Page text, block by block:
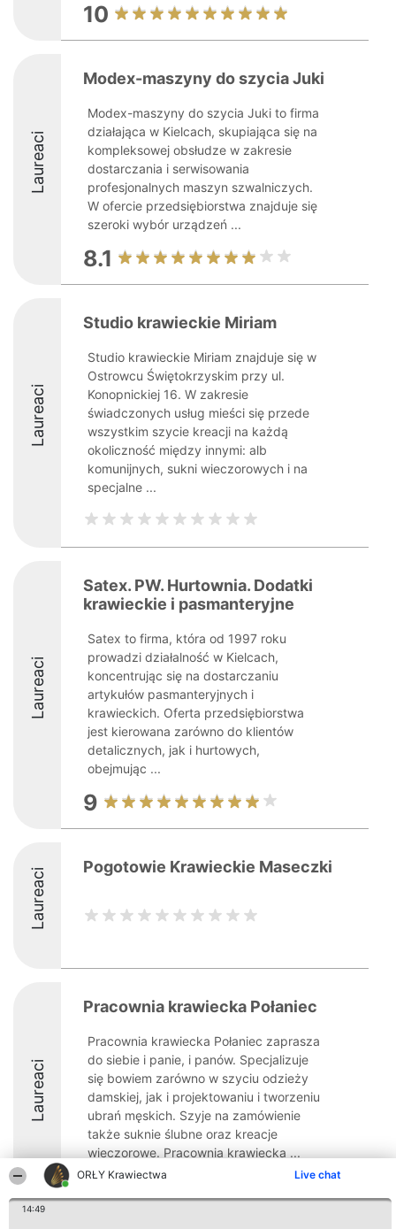
ORŁY Krawiectwa Live chat
14:49
10
Laureaci
Modex-maszyny do szycia Juki
Modex-maszyny do szycia Juki to firma
działająca w Kielcach, skupiająca się na
kompleksowej obsłudze w zakresie
dostarczania i serwisowania
profesjonalnych maszyn szwalniczych.
W ofercie przedsiębiorstwa znajduje się
szeroki wybór urządzeń ...
8.1
Laureaci
Studio krawieckie Miriam
Studio krawieckie Miriam znajduje się w
Ostrowcu Świętokrzyskim przy ul.
Konopnickiej 16. W zakresie
świadczonych usług mieści się przede
wszystkim szycie kreacji na każdą
okoliczność między innymi: alb
komunijnych, sukni wieczorowych i na
specjalne ...
Laureaci
Satex. PW. Hurtownia. Dodatki
krawieckie i pasmanteryjne
Satex to firma, która od 1997 roku
prowadzi działalność w Kielcach,
koncentrując się na dostarczaniu
artykułów pasmanteryjnych i
krawieckich. Oferta przedsiębiorstwa
jest kierowana zarówno do klientów
detalicznych, jak i hurtowych,
obejmując ...
9
Laureaci Pogotowie Krawieckie Maseczki
Laureaci
Pracownia krawiecka Połaniec
Pracownia krawiecka Połaniec zaprasza
do siebie i panie, i panów. Specjalizuje
się bowiem zarówno w szyciu odzieży
damskiej, jak i projektowaniu i tworzeniu
ubrań męskich. Szyje na zamówienie
także suknie ślubne oraz kreacje
wieczorowe. Pracownia krawiecka ...